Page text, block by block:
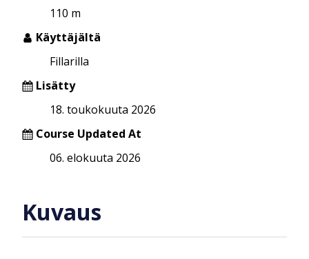
110 m
Käyttäjältä
Fillarilla
Lisätty
18. toukokuuta 2026
Course Updated At
06. elokuuta 2026
Kuvaus